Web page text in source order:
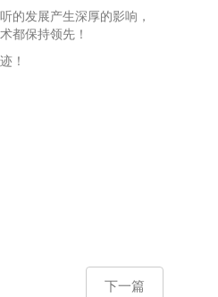
的发展产生深厚的影响，
都保持领先！
！
下一篇